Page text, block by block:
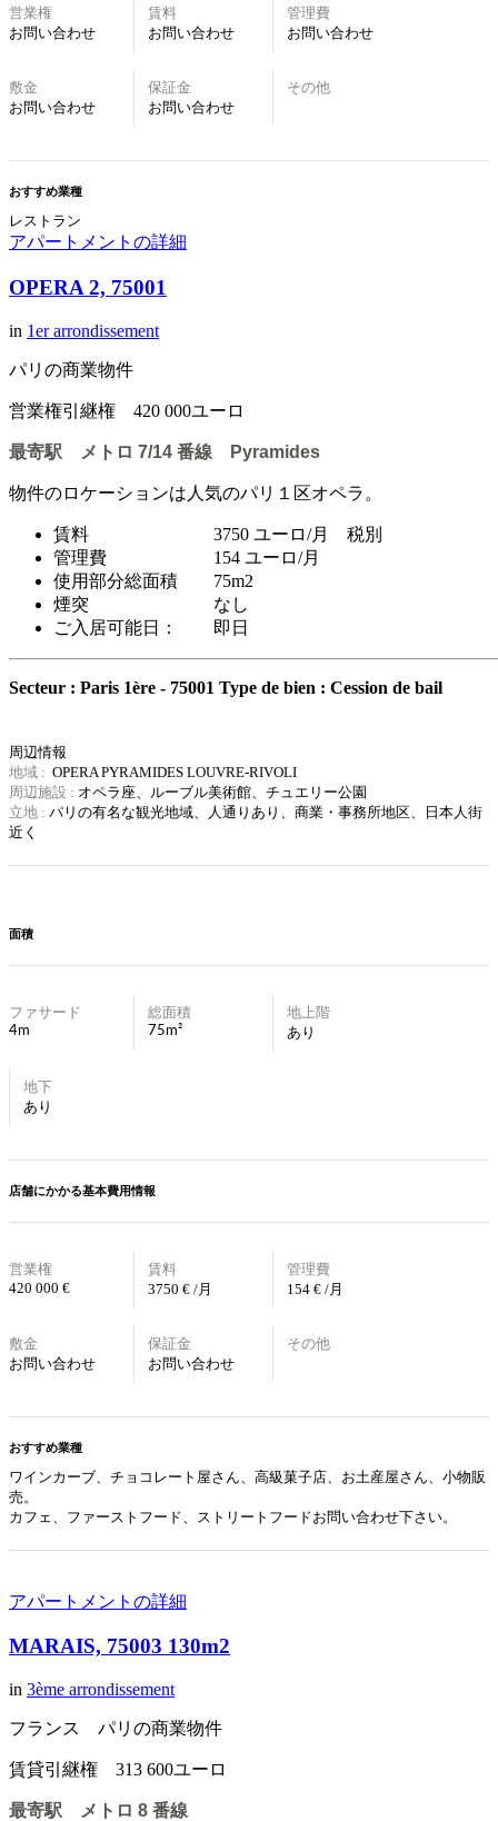
営業権
お問い合わせ
賃料
お問い合わせ
管理費
お問い合わせ
敷金
お問い合わせ
保証金
お問い合わせ
その他
おすすめ業種
レストラン
アパートメントの詳細
OPERA 2, 75001
in 1er arrondissement
パリの商業物件
営業権引継権 420 000ユーロ
最寄駅 メトロ 7/14 番線 Pyramides
物件のロケーションは人気のパリ１区オペラ。
賃料 3750 ユーロ/月 税別
管理費 154 ユーロ/月
使用部分総面積 75m2
煙突 なし
ご入居可能日： 即日
Secteur : Paris 1ère - 75001 Type de bien : Cession de bail
周辺情報
地域 : OPERA PYRAMIDES LOUVRE-RIVOLI
周辺施設 : オペラ座、ルーブル美術館、チュエリー公園
立地 : パリの有名な観光地域、
人通りあり、商業・事務所地区、日本人街
近く
面積
ファサード
4m
総面積
75m²
地上階
あり
地下
あり
店舗にかかる基本費用情報
営業権
420 000 €
賃料
3750 € /月
管理費
154 € /月
敷金
お問い合わせ
保証金
お問い合わせ
その他
おすすめ業種
ワインカーブ、チョコレート屋さん、高級菓子店、お土産屋さん、小物販
売。
カフェ、ファーストフード、ストリートフードお問い合わせ下さい。
アパートメントの詳細
MARAIS, 75003 130m2
in 3ème arrondissement
フランス パリの商業物件
賃貸引継権 313 600ユーロ
最寄駅 メトロ 8 番線